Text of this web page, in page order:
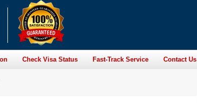
Check Visa Status Fast-Track Service Contact Us